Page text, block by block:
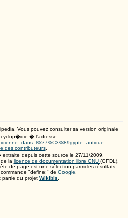
Vous pouvez consulter sa version originale
� l'adresse
.
des contributeurs.
depuis cette source le 27/11/2009.
la licence de documentation libre GNU (GFDL).
de page est une sélection parmi les résultats
"define:" de Google.
partie du projet Wikibis.